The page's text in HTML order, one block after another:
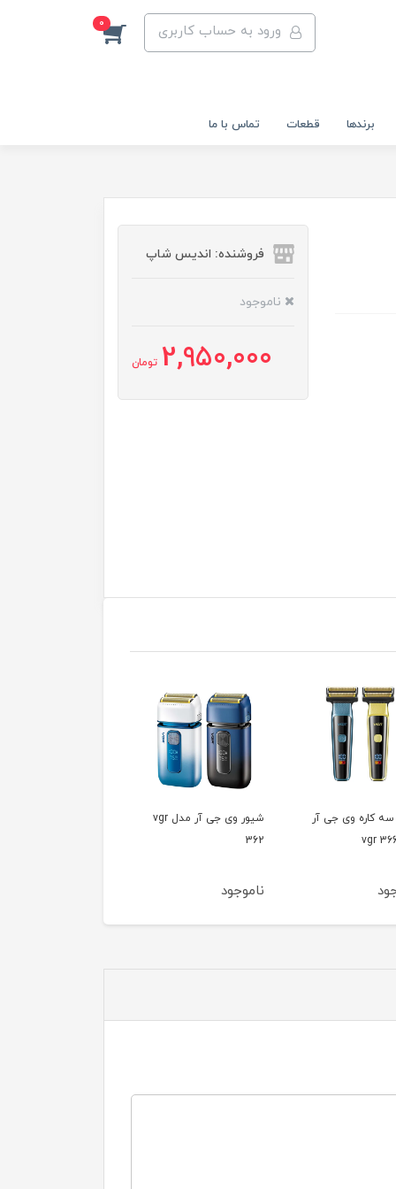
ورود به حساب کاربری 0
برندها قطعات تماس با ما
فروشنده: اندیس شاپ
ناموجود
2,950,000 تومان
شیور وی جی آر مدل vgr
ماشین اصلاح دبلیومارک
مدل wmark 9003
ناموجود